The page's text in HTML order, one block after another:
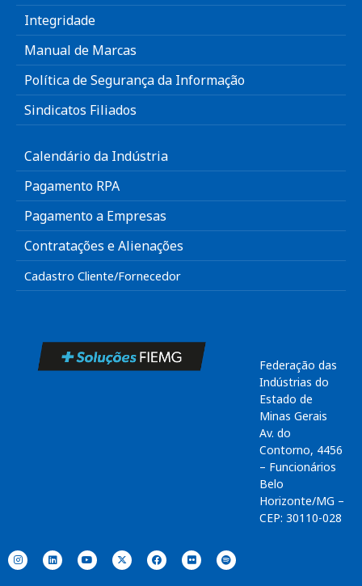
Integridade
Manual de Marcas
Política de Segurança da Informação
Sindicatos Filiados
Calendário da Indústria
Pagamento RPA
Pagamento a Empresas
Contratações e Alienações
Cadastro Cliente/Fornecedor
Federação das
Indústrias do
Estado de
Minas Gerais
Av. do
Contorno, 4456
– Funcionários
Belo
Horizonte/MG –
CEP: 30110-028